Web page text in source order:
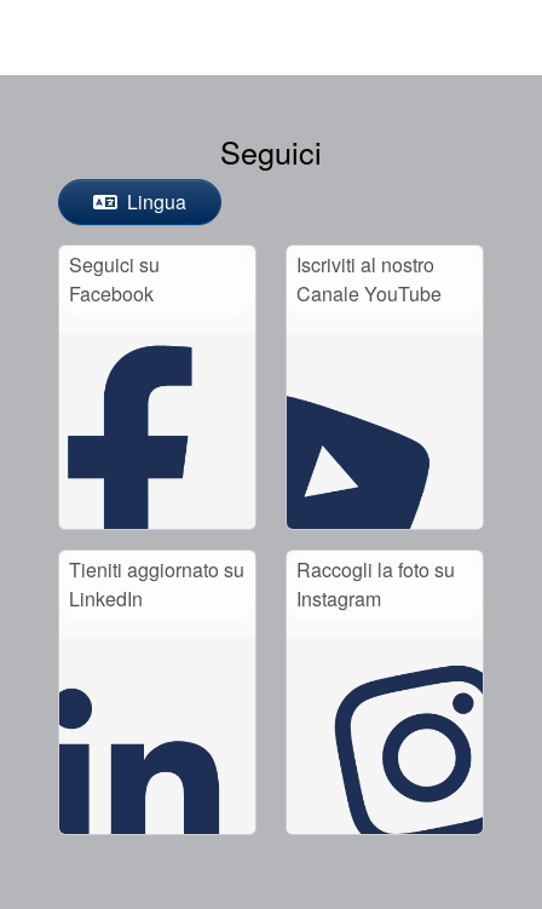
Seguici
Lingua
Seguici su
Facebook
Iscriviti al nostro
Canale YouTube
Tieniti aggiornato su
LinkedIn
Raccogli la foto su
Instagram